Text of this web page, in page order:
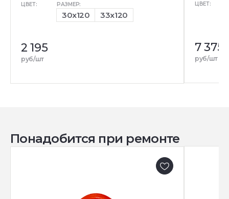
ЦВЕТ: РАЗМЕР:
30x120 33x120
2 195
руб/шт
ЦВЕТ:
7 375
руб/шт
Понадобится при ремонте